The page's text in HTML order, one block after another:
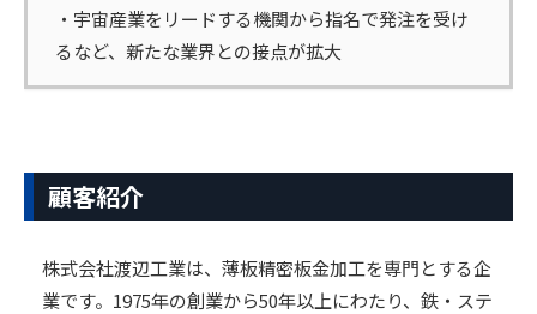
・宇宙産業をリードする機関から指名で発注を受け
るなど、新たな業界との接点が拡大
顧客紹介
株式会社渡辺工業は、薄板精密板金加工を専門とする企
業です。1975年の創業から50年以上にわたり、鉄・ステ